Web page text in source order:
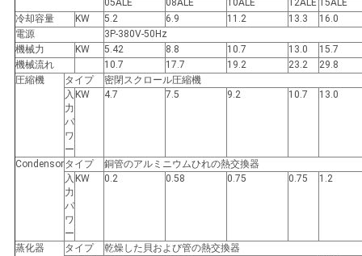
05ALE
08ALE 10ALE 12ALE 15ALE
冷却容量
KW 5.2 6.9 11.2 13.3
16.0
電源
3P-380V-50Hz
機械力
KW 5.42 8.8 10.7 13.0
15.7
機械流れ
10.7 17.7 19.2 23.2
29.8
圧縮機
タイプ
密閉スクロール圧縮機
入
力
パ
ワ
ー
KW 4.7 7.5 9.2 10.7 13.0
Condensorタイプ
銅管のアルミニウムひれの熱交換器
入
力
パ
ワ
ー
KW 0.2 0.58 0.75 0.75 1.2
蒸化器 タイプ
乾燥した貝および管の熱交換器